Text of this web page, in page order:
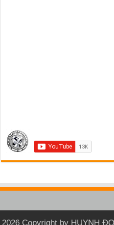
2026 Copyright by HUYNH